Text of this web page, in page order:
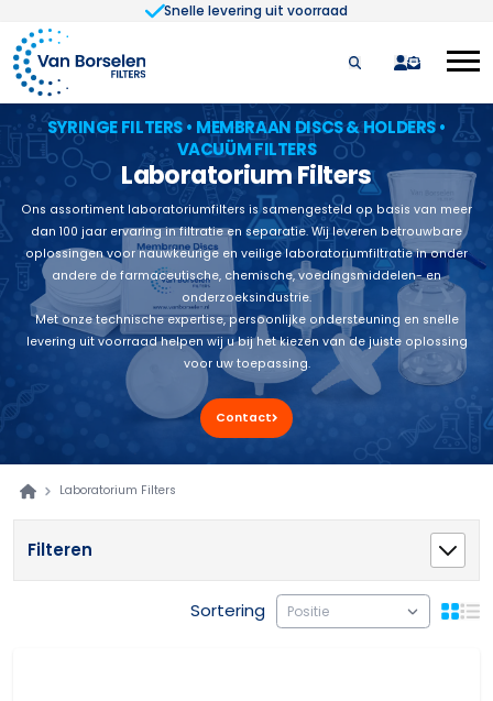
Snelle levering uit voorraad
Ga naar de inhoud
quote
SYRINGE FILTERS • MEMBRAAN DISCS & HOLDERS •
VACUÜM FILTERS
Laboratorium Filters
Ons assortiment laboratoriumfilters is samengesteld op basis van meer
dan 100 jaar ervaring in filtratie en separatie. Wij leveren betrouwbare
oplossingen voor nauwkeurige en veilige laboratoriumfiltratie in onder
andere de farmaceutische, chemische, voedingsmiddelen- en
onderzoeksindustrie.
Met onze technische expertise, persoonlijke ondersteuning en snelle
levering uit voorraad helpen wij u bij het kiezen van de juiste oplossing
voor uw toepassing.
Contact
Laboratorium Filters
Filteren
Sortering